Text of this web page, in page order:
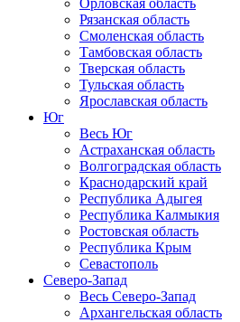
Орловская область
Рязанская область
Смоленская область
Тамбовская область
Тверская область
Тульская область
Ярославская область
Юг
Весь Юг
Астраханская область
Волгоградская область
Краснодарский край
Республика Адыгея
Республика Калмыкия
Ростовская область
Республика Крым
Севастополь
Северо-Запад
Весь Северо-Запад
Архангельская область